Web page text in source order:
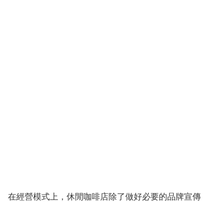
在經營模式上，休閒咖啡店除了做好必要的品牌宣傳